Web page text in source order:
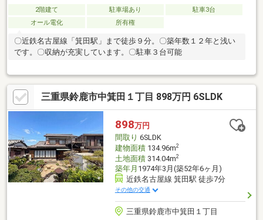
2階建て 駐車場あり
駐車3台
オール電化
所有権
〇近鉄名古屋線「箕田駅」まで徒歩９分。〇築年数１２年と浅い
です。〇収納が充実しています。〇駐車３台可能
三重県鈴鹿市中箕田１丁目 898万円 6SLDK
898万円
間取り 6SLDK
建物面積134.96m2
土地面積314.04m2
築年月 1974年3月(築52年6ヶ月)
近鉄名古屋線 箕田駅 徒歩7分
その他の交通
三重県鈴鹿市中箕田１丁目